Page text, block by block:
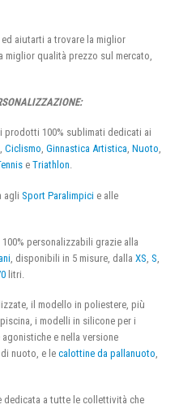
aiutarti a trovare la miglior
qualità prezzo sul mercato,
prodotti 100% sublimati dedicati ai
, Ciclismo, Ginnastica Artistica, Nuoto,
e Triathlon.
agli Sport Paralimpici e alle
personalizzabili grazie alla
, disponibili in 5 misure, dalla XS S
litri.
il modello in poliestere, più
i modelli in silicone per i
e nella versione
nuoto, e le calottine da pallanuoto,
dedicata a tutte le collettività che